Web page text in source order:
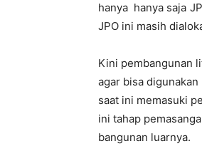
hanya hanya saja
JPO ini masih
Kini pembangunan
agar bisa
saat ini memasuki
ini tahap
bangunan luarnya.